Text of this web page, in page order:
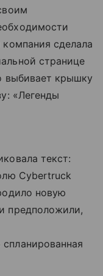
сделала
странице
выбивает крышку
«Легенды
текст:
Cybertruck
новую
предположили,